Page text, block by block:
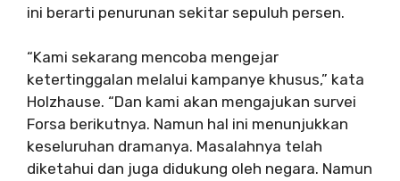
ini berarti penurunan sekitar sepuluh persen.
“Kami sekarang mencoba mengejar
ketertinggalan melalui kampanye khusus,” kata
Holzhause. “Dan kami akan mengajukan survei
Forsa berikutnya. Namun hal ini menunjukkan
keseluruhan dramanya. Masalahnya telah
diketahui dan juga didukung oleh negara. Namun